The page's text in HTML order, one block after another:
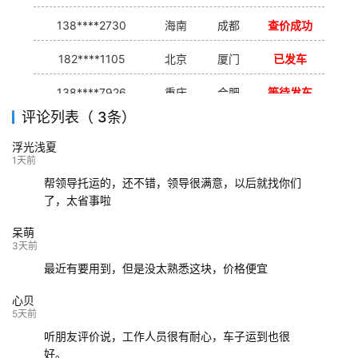
138****2730 海南 成都 查价成功
182****1105 北京 厦门 已发车
138****7926 重庆 合肥 等待发车
139****9233
评论列表（ 3条）
浮光浅夏
1天前
帮领导托运的，还不错，领导很满意，以后就找你们
了，太省事啦
呆萌
3天前
最近有要用到，但是没太熟悉这块，价格便宜
心贝
5天前
听朋友评价说，工作人员很有耐心，车子运到也很
好。